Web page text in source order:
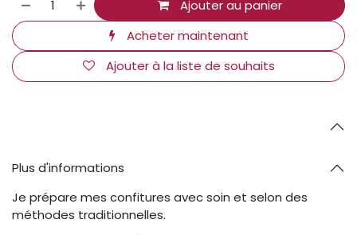
Ajouter au panier
Acheter maintenant
Ajouter à la liste de souhaits
Plus d'informations
Je prépare mes confitures avec soin et selon des
méthodes traditionnelles.